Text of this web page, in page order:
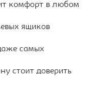
комфорт в любом
ящиков
самых
стоит доверить